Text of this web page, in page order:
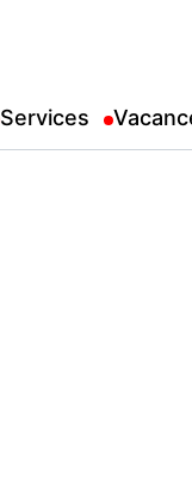
Services